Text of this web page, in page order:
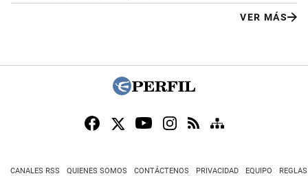
VER MÁS
CANALES RSS QUIENES SOMOS CONTÁCTENOS PRIVACIDAD EQUIPO